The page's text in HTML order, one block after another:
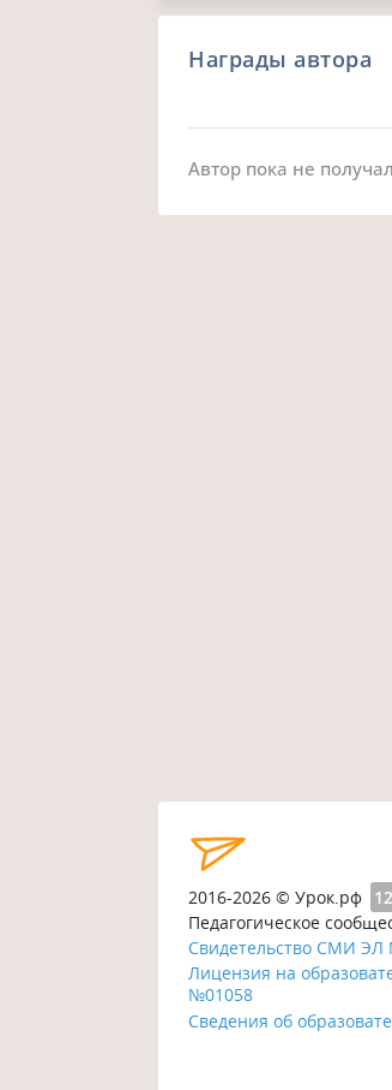
Награды автора
Автор пока не
2016-2026 © Урок.рф
Педагогическое
Свидетельство СМИ
Лицензия на
№01058
Сведения об